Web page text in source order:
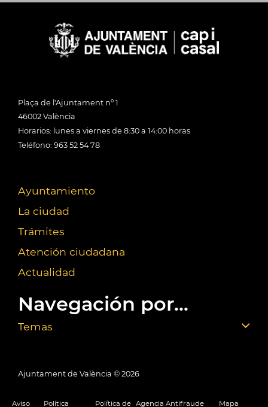
Plaça de l'Ajuntament nº 1
46002 València
Horarios: lunes a viernes de 8:30 a 14:00 horas
Teléfono: 963 52 54 78
Ayuntamiento
La ciudad
Trámites
Atención ciudadana
Actualidad
Navegación por...
Temas
Ajuntament de València © 2026
Aviso Política Política de Agencia Antifraude Mapa